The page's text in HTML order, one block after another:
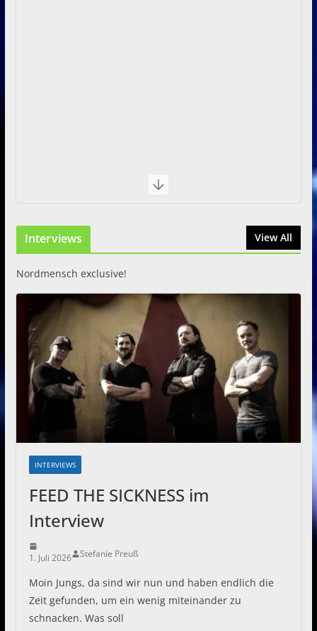
Interviews View All
Nordmensch exclusive!
INTERVIEWS
FEED THE SICKNESS im
Interview
1. Juli 2026 Stefanie Preuß
Moin Jungs, da sind wir nun und haben endlich die
Zeit gefunden, um ein wenig miteinander zu
schnacken. Was soll